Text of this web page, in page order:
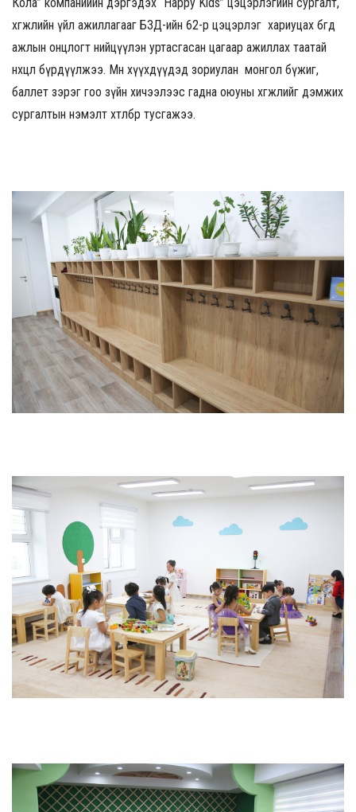
хөгжлийн үйл ажиллагааг БЗД-ийн 62-р цэцэрлэг хариуцах бөгөөд
ажлын онцлогт нийцүүлэн уртасгасан цагаар ажиллах таатай
нөхцөл бүрдүүлжээ. Мөн хүүхдүүдэд зориулан монгол бүжиг,
баллет зэрэг гоо зүйн хичээлээс гадна оюуны хөгжлийг дэмжих
сургалтын нэмэлт хөтөлбөр тусгажээ.